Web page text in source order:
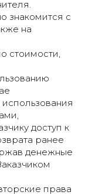
знакомится с
на
стоимости,
доступ к
ранее
денежные
права